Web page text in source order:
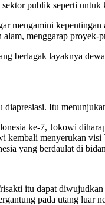
publik seperti
mengamini
menggarap proyek-
berlagak layaknya
Itu
ke-7, Jokowi
menyerukan
yang berdaulat di
itu dapat
pada utang luar